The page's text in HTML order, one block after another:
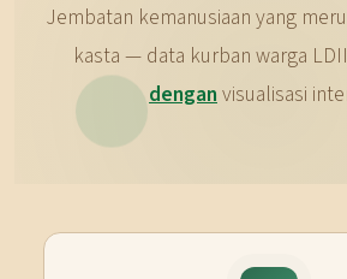
Jembatan kemanusiaan yang
kasta — data kurban warga
denganvisualisasi